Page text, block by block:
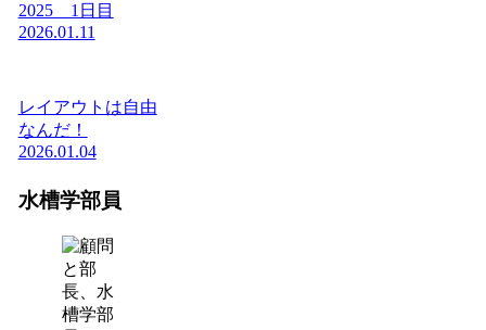
2025 1日目
2026.01.11
レイアウトは自由
なんだ！
2026.01.04
水槽学部員